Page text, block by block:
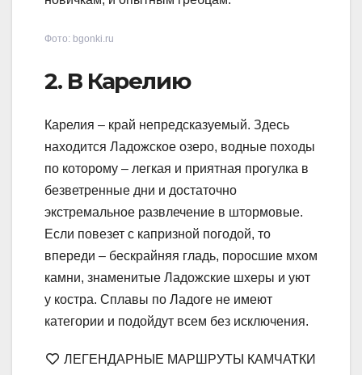
Фото: bgonki.ru
2. В Карелию
Карелия – край непредсказуемый. Здесь
находится Ладожское озеро, водные походы
по которому – легкая и приятная прогулка в
безветренные дни и достаточно
экстремальное развлечение в штормовые.
Если повезет с капризной погодой, то
впереди – бескрайняя гладь, поросшие мхом
камни, знаменитые Ладожские шхеры и уют
у костра. Сплавы по Ладоге не имеют
категории и подойдут всем без исключения.
ЛЕГЕНДАРНЫЕ МАРШРУТЫ КАМЧАТКИ